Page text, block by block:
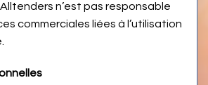
n’est pas responsable
commerciales liées à l’utilisation